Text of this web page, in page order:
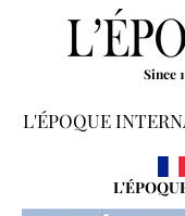
Since
L'ÉPOQUE